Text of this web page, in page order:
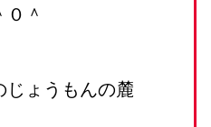
＾
じょうもんの麓